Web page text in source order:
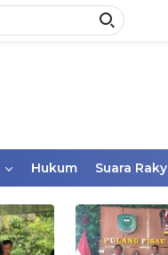
Hukum Suara